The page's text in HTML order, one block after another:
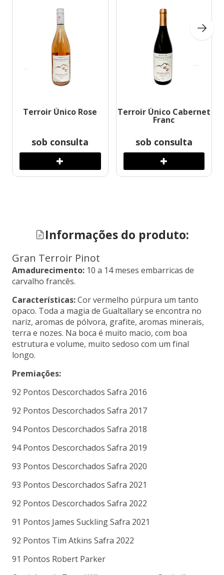
Terroir Único Rose
sob consulta
Terroir Único Cabernet
Franc
sob consulta
Informações do produto:
Gran Terroir Pinot
Amadurecimento: 10 a 14 meses embarricas de
carvalho francês.
Características:Cor vermelho púrpura um tanto
opaco. Toda a magia de Gualtallary se encontra no
nariz, aromas de pólvora, grafite, aromas minerais,
terra e nozes. Na boca é muito macio, com boa
estrutura e volume, muito sedoso com um final
longo.
Premiações:
92 Pontos Descorchados Safra 2016
92 Pontos Descorchados Safra 2017
94 Pontos Descorchados Safra 2018
94 Pontos Descorchados Safra 2019
93 Pontos Descorchados Safra 2020
93 Pontos Descorchados Safra 2021
92 Pontos Descorchados Safra 2022
91 Pontos James Suckling Safra 2021
92 Pontos Tim Atkins Safra 2022
91 Pontos Robert Parker